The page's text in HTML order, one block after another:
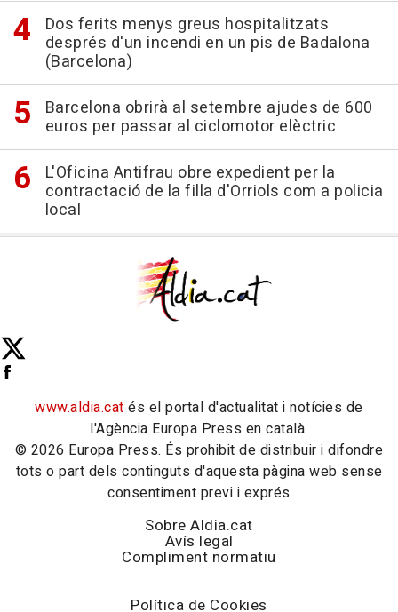
Dos ferits menys greus hospitalitzats
després d'un incendi en un pis de Badalona
(Barcelona)
Barcelona obrirà al setembre ajudes de 600
euros per passar al ciclomotor elèctric
L'Oficina Antifrau obre expedient per la
contractació de la filla d'Orriols com a policia
local
www.aldia.cat és el portal d'actualitat i notícies de
l'Agència Europa Press en català.
© 2026 Europa Press. És prohibit de distribuir i difondre
tots o part dels continguts d'aquesta pàgina web sense
consentiment previ i exprés
Sobre Aldia.cat
Avís legal
Compliment normatiu
Política de Cookies